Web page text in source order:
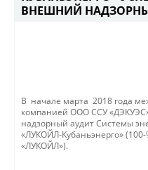
ВНЕШНИЙ
В начале марта 2018 года
компанией ООО ССУ
надзорный аудит Системы
«ЛУКОЙЛ-Кубаньэнерго»
«ЛУКОЙЛ»).